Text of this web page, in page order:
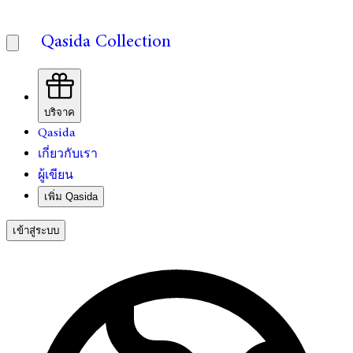
Qasida Collection
บริจาค
Qasida
เกี่ยวกับเรา
ผู้เขียน
เพิ่ม Qasida
เข้าสู่ระบบ